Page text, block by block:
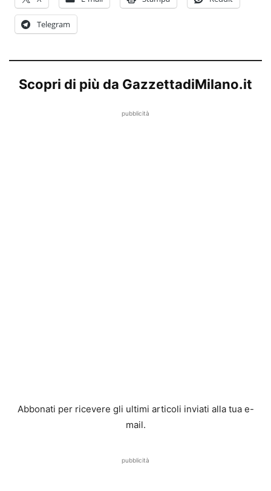
Telegram
Scopri di più da GazzettadiMilano.it
pubblicità
Abbonati per ricevere gli ultimi articoli inviati alla tua e-
mail.
pubblicità